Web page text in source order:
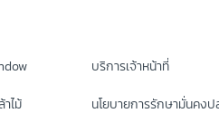
ไม้
บริการเจ้าหน้าที่
นโยบายการรักษามั่นคง